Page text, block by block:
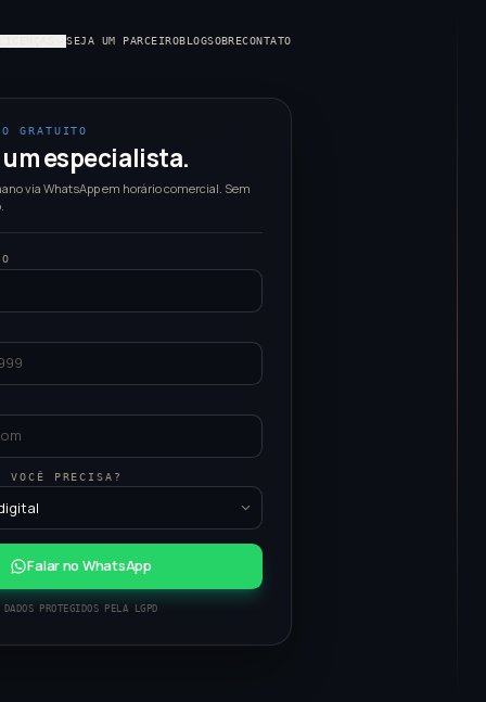
SEJA UM PARCEIROBLOGSOBRECONTATO
GRATUITO
um especialista.
via WhatsApp em horário comercial. Sem
VOCÊ PRECISA?
Falar no WhatsApp
DADOS PROTEGIDOS PELA LGPD